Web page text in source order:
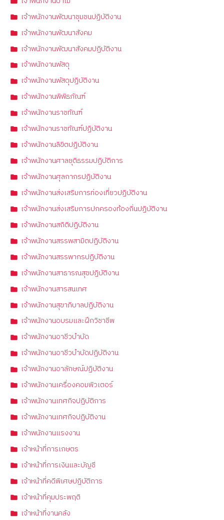
เจ้าพนักงานพัฒนาชุมชนปฏิบัติงาน
เจ้าพนักงานพัฒนาสังคม
เจ้าพนักงานพัฒนาสังคมปฏิบัติงาน
เจ้าพนักงานพัสดุ
เจ้าพนักงานพัสดุปฏิบัติงาน
เจ้าพนักงานพิพิธภัณฑ์
เจ้าพนักงานราชทัณฑ์
เจ้าพนักงานราชทัณฑ์ปฏิบัติงาน
เจ้าพนักงานลิขิตปฏิบัติงาน
เจ้าพนักงานศาลยุติธรรมปฏิบัติการ
เจ้าพนักงานศุลกากรปฏิบัติงาน
เจ้าพนักงานส่งเสริมการท่องเที่ยวปฏิบัติงาน
เจ้าพนักงานส่งเสริมการปกครองท้องถิ่นปฏิบัติงาน
เจ้าพนักงานสถิติปฏิบัติงาน
เจ้าพนักงานสรรพสามิตปฏิบัติงาน
เจ้าพนักงานสรรพากรปฏิบัติงาน
เจ้าพนักงานสาธารณสุขปฏิบัติงาน
เจ้าพนักงานสารสนเทศ
เจ้าพนักงานสุขาภิบาลปฏิบัติงาน
เจ้าพนักงานอบรมและฝึกวิชาชีพ
เจ้าพนักงานอาชีวบำบัด
เจ้าพนักงานอาชีวบำบัดปฏิบัติงาน
เจ้าพนักงานอาลักษณ์ปฏิบัติงาน
เจ้าพนักงานเครื่องคอมพิวเตอร์
เจ้าพนักงานเทศกิจปฏิบัติการ
เจ้าพนักงานเทศกิจปฏิบัติงาน
เจ้าพนักงานแรงงาน
เจ้าหน้าที่การเกษตร
เจ้าหน้าที่การเงินและบัญชี
เจ้าหน้าที่คดีพิเศษปฏิบัติการ
เจ้าหน้าที่คุมประพฤติ
เจ้าหน้าที่งานคลัง